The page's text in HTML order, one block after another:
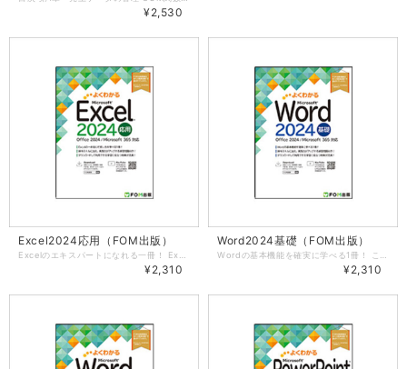
¥2,530
Excel2024応用（FOM出版）
¥2,310
Word2024基礎（FOM出版）
¥2,310